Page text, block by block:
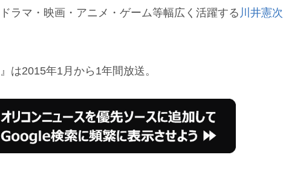
ラマ・映画・アニメ・ゲーム等幅広く活躍する 川井憲次
は2015年1月から1年間放送。